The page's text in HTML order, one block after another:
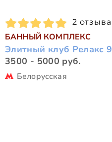
2 отзыва
БАННЫЙ КОМПЛЕКС
Элитный клуб Релакс 9
3500 - 5000 руб.
Белорусская